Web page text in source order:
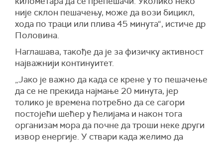
није склон пешачењу, може да вози бицикл,
хода по траци или плива 45 минута“, истиче др
Половина.
Наглашава, такође да је за физичку активност
најважнији континуитет.
„Јако је важно да када се крене у то пешачење
да се не прекида најмање 20 минута, јер
толико је времена потребно да се сагори
постојећи шећер у ћелијама и након тога
организам мора да почне да троши неке други
извор енергије. У ствари када желимо да